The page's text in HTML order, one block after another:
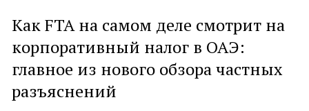
Как FTA на самом деле смотрит на
корпоративный налог в ОАЭ:
главное из нового обзора частных
разъяснений